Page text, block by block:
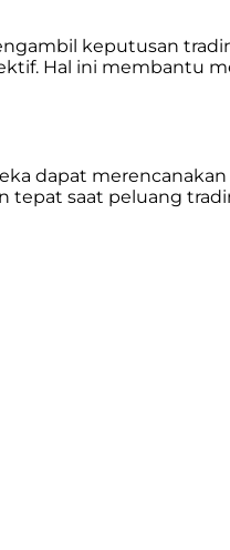
keputusan
Hal ini membantu
dapat
tepat saat peluang